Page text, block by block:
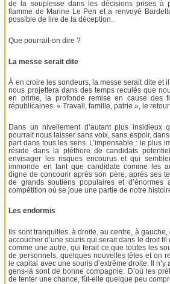
de la souplesse dans les décisions prises à
flamme de Marine Le Pen et a renvoyé
possible de lire de la déception.
Que pourrait-on dire ?
La messe serait dite
À en croire les sondeurs, la messe serait dite et
nous projettera dans des temps reculés que
en prime, la profonde remise en cause des
républicaines. « Travail, famille, patrie », le
Dans un nivellement d’autant plus insidieux
pourrait nous laisser sans voix, sans espoir,
part dans tous les sens. L’impensable : le plus
réside dans la pléthore de candidats
envisager les risques encourus et qui
immonde en tant que candidate comme les
digne de concourir après son père, après ses
de grands soutiens populaires et
compétition où se joue une partie de notre
Les endormis
Ils sont tranquilles, à droite, au centre, à
accoucher d’une souris qui serait dans le droit
comme une autre, qui ferait ce que toutes les
de personnels, quelques nouvelles têtes et on
le capital avec une souris d’extrême droite. Il n’y
gens-là sont de bonne compagnie. D’où les
de tenter une chance, fût-elle quelque peu